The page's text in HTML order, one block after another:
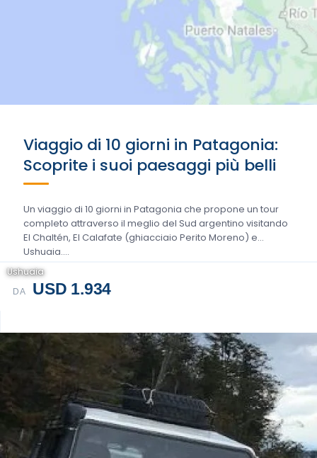
Viaggio di 10 giorni in Patagonia:
Scoprite i suoi paesaggi più belli
Un viaggio di 10 giorni in Patagonia che propone un tour
completo attraverso il meglio del Sud argentino visitando
El Chaltén, El Calafate (ghiacciaio Perito Moreno) e
Ushuaia....
DA USD 1.934
Ushuaia